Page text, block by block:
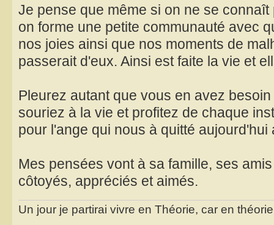
Je pense que même si on ne se
on forme une petite communauté avec
nos joies ainsi que nos moments de
passerait d'eux. Ainsi est faite la vie et
Pleurez autant que vous en avez
souriez à la vie et profitez de chaque
pour l'ange qui nous à quitté
Mes pensées vont à sa famille, ses
côtoyés, appréciés et aimés.
Un jour je partirai vivre en Théorie, car en